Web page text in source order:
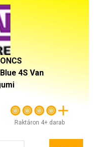
4S Van
Raktáron 4+ darab